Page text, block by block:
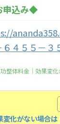
申込み◆
６４５５－３
整体料金｜効果変
変化がない場合は